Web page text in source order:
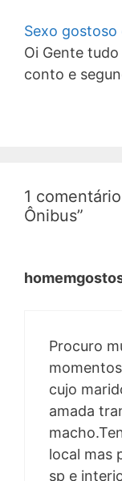
Sexo
Oi Gente
conto e
1
Ônibus”
Procuro
cujo
amada
local mas
sp e